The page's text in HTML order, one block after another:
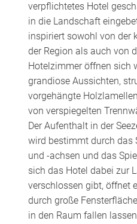
verpflichtetes Hotel
in die Landschaft
inspiriert sowohl von der
der Region als auch von
Hotelzimmer öffnen sich
grandiose Aussichten,
vorgehängte
von verspiegelten
Der Aufenthalt in der
wird bestimmt durch das
und -achsen und das
sich das Hotel dabei zur
verschlossen gibt, öffnet
durch große
in den Raum fallen